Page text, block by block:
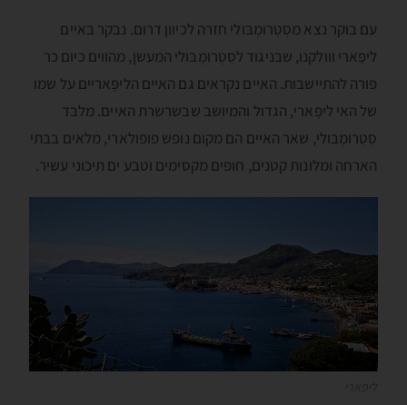
עם בוקר נצא מסְטְרומְבּולי חזרה לכיוון דרום. נבקר באיים
ליפָּארי ווולקנו, שבניגוד לסְטְרומְבּולי המעשן, מהווים כיום כר
פורה להתיישבות. האיים נקראים גם האיים הליפָּאריים על שמו
של האי ליפָּארי, הגדול והמיושב שבשרשרת האיים. מלבד
סְטְרומְבּולי, שאר האיים הם מקום נופש פופולארי, מלאים בבתי
הארחה ומלונות קטנים, חופים מקסימים וטבע ים תיכוני עשיר.